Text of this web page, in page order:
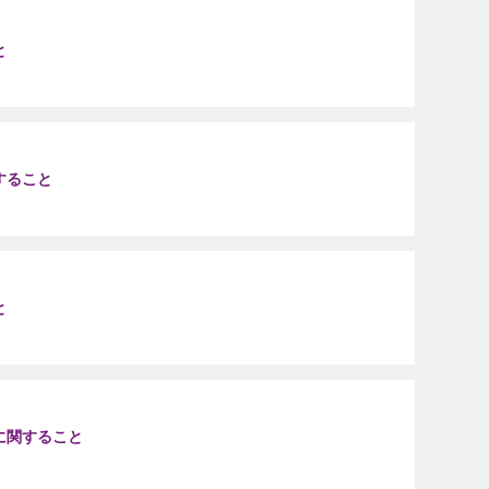
ること
関すること